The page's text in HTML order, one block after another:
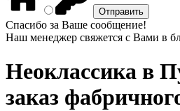
Спасибо за Ваше сообщение!
Наш менеджер свяжется с Вами в
Неоклассика в
заказ